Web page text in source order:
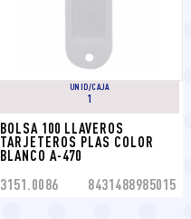
UNID/CAJA
1
BOLSA 100 LLAVEROS
TARJETEROS PLAS COLOR
BLANCO A-470
3151.0086 8431488985015